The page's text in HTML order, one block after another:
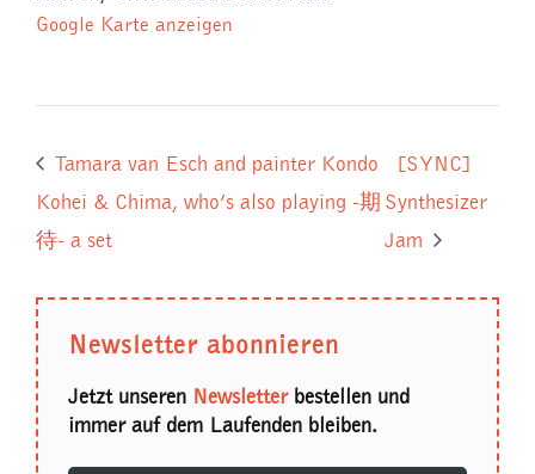
Google Karte anzeigen
Tamara van Esch and painter Kondo
Kohei & Chima, who’s also playing -期
待- a set
[SYNC]
Synthesizer
Jam
Newsletter abonnieren
Jetzt unseren Newsletterbestellen und
immer auf dem Laufenden bleiben.